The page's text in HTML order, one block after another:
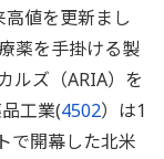
値を更新まし
薬を手掛ける製
ルズ（ARIA）を
工業(4502）は1
で開幕した北米